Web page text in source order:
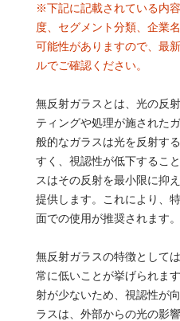
※下記に記載されている内
度、セグメント分類、企業
可能性がありますので、最
ルでご確認ください。
無反射ガラスとは、光の反
ティングや処理が施された
般的なガラスは光を反射す
すく、視認性が低下するこ
スはその反射を最小限に抑
提供します。これにより、
面での使用が推奨されます。
無反射ガラスの特徴として
常に低いことが挙げられま
射が少ないため、視認性が
ラスは、外部からの光の影